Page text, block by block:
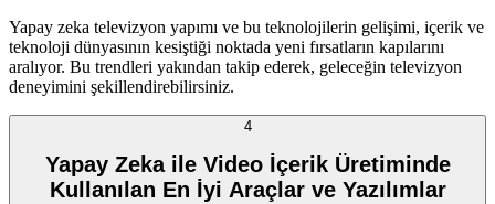
Yapay zeka televizyon yapımı ve bu teknolojilerin gelişimi, içerik ve
teknoloji dünyasının kesiştiği noktada yeni fırsatların kapılarını
aralıyor. Bu trendleri yakından takip ederek, geleceğin televizyon
deneyimini şekillendirebilirsiniz.
4
Yapay Zeka ile Video İçerik Üretiminde
Kullanılan En İyi Araçlar ve Yazılımlar